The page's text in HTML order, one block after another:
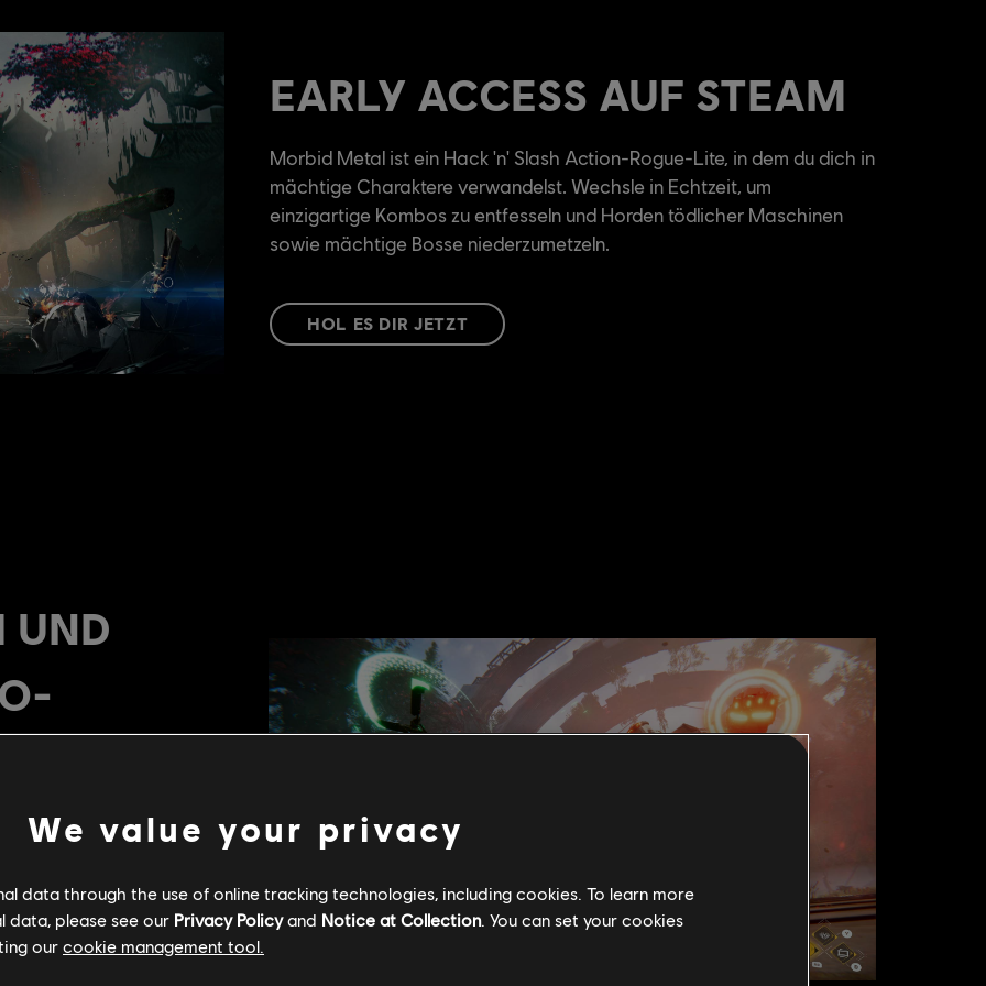
We value your privacy
data through the use of online tracking technologies, including cookies. To learn more
data, please see our Privacy Policyand Notice at Collection. You can set your cookies
our cookie management tool.